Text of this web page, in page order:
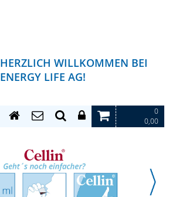
HERZLICH WILLKOMMEN BEI
ENERGY LIFE AG!
0
0,00